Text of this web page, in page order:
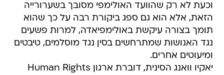
וכעת לא רק שהוועד האולימפי מסובך בשערורייה
הזאת, אלא הוא גם ספג ביקורת רבה על כך שהוא
תומך בצורה עיקשת באולימפיאדה, למרות פשעים
נגד האנושות שמתרחשים בסין נגד מוסלמים, טיבטים
ומיעוטים אחרים.
יאקיו וואנג הסינית, דוברת ארגון Human Rights